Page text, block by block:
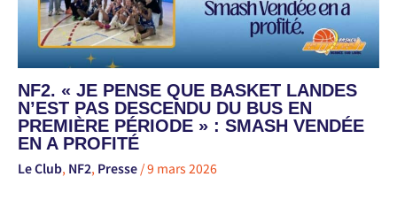
NF2. « JE PENSE QUE BASKET LANDES
N’EST PAS DESCENDU DU BUS EN
PREMIÈRE PÉRIODE » : SMASH VENDÉE
EN A PROFITÉ
Le Club, NF2, Presse /9 mars 2026